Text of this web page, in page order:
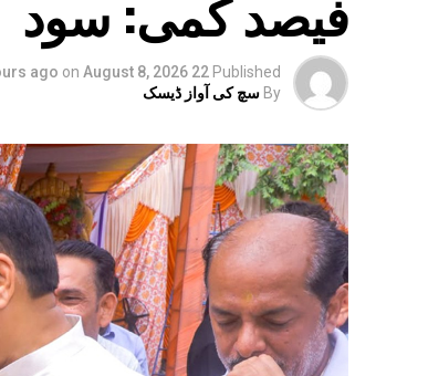
Published
22 hours ago
on August 8, 2026
By سچ کی آواز ڈیسک